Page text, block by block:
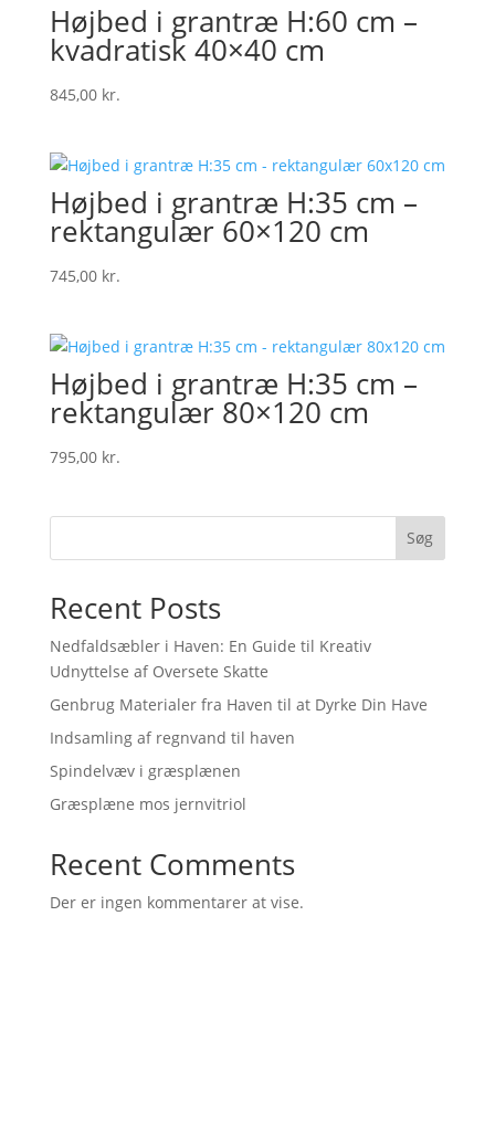
Højbed i grantræ H:60 cm –
kvadratisk 40×40 cm
845,00 kr.
Højbed i grantræ H:35 cm –
rektangulær 60×120 cm
745,00 kr.
Højbed i grantræ H:35 cm –
rektangulær 80×120 cm
795,00 kr.
Søg
Recent Posts
Nedfaldsæbler i Haven: En Guide til Kreativ
Udnyttelse af Oversete Skatte
Genbrug Materialer fra Haven til at Dyrke Din Have
Indsamling af regnvand til haven
Spindelvæv i græsplænen
Græsplæne mos jernvitriol
Recent Comments
Der er ingen kommentarer at vise.